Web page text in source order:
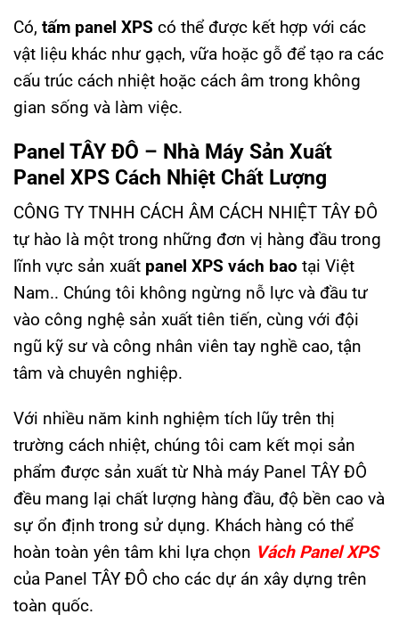
Có, tấm panel XPS có thể được kết hợp với các
vật liệu khác như gạch, vữa hoặc gỗ để tạo ra các
cấu trúc cách nhiệt hoặc cách âm trong không
gian sống và làm việc.
Panel TÂY ĐÔ – Nhà Máy Sản Xuất
Panel XPS Cách Nhiệt Chất Lượng
CÔNG TY TNHH CÁCH ÂM CÁCH NHIỆT TÂY ĐÔ
tự hào là một trong những đơn vị hàng đầu trong
lĩnh vực sản xuất panel XPS vách bao tại Việt
Nam.. Chúng tôi không ngừng nỗ lực và đầu tư
vào công nghệ sản xuất tiên tiến, cùng với đội
ngũ kỹ sư và công nhân viên tay nghề cao, tận
tâm và chuyên nghiệp.
Với nhiều năm kinh nghiệm tích lũy trên thị
trường cách nhiệt, chúng tôi cam kết mọi sản
phẩm được sản xuất từ Nhà máy Panel TÂY ĐÔ
đều mang lại chất lượng hàng đầu, độ bền cao và
sự ổn định trong sử dụng. Khách hàng có thể
hoàn toàn yên tâm khi lựa chọn Vách Panel XPS
của Panel TÂY ĐÔ cho các dự án xây dựng trên
toàn quốc.